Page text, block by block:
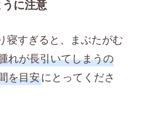
に注意
寝すぎると、まぶたがむ
れが長引いてしまうの
を目安にとってくださ